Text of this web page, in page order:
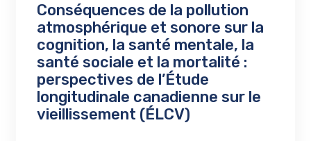
Conséquences de la pollution
atmosphérique et sonore sur la
cognition, la santé mentale, la
santé sociale et la mortalité :
perspectives de l’Étude
longitudinale canadienne sur le
vieillissement (ÉLCV)